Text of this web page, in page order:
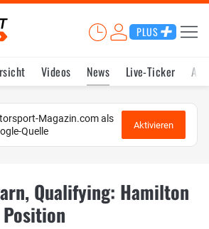
PLUS
Videos News Live-Ticker
Magazin.com als
Quelle
Aktivieren
Qualifying: Hamilton